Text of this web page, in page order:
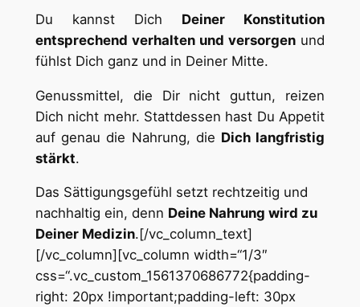
Du kannst Dich Deiner Konstitution
entsprechend verhalten und versorgen und
fühlst Dich ganz und in Deiner Mitte.
Genussmittel, die Dir nicht guttun, reizen
Dich nicht mehr. Stattdessen hast Du Appetit
auf genau die Nahrung, die Dich langfristig
stärkt.
Das Sättigungsgefühl setzt rechtzeitig und
nachhaltig ein, denn Deine Nahrung wird zu
Deiner Medizin.[/vc_column_text]
[/vc_column][vc_column width=“1/3″
css=“.vc_custom_1561370686772{padding-
right: 20px !important;padding-left: 30px